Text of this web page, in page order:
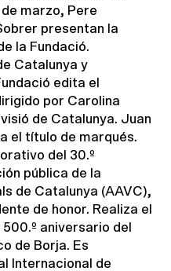
de marzo, Pere
presentan la
la Fundació.
Catalunya y
edita el
por Carolina
de Catalunya. Juan
el título de marqués.
del 30.º
pública de la
de Catalunya (AAVC),
de honor. Realiza el
aniversario del
de Borja. Es
Internacional de